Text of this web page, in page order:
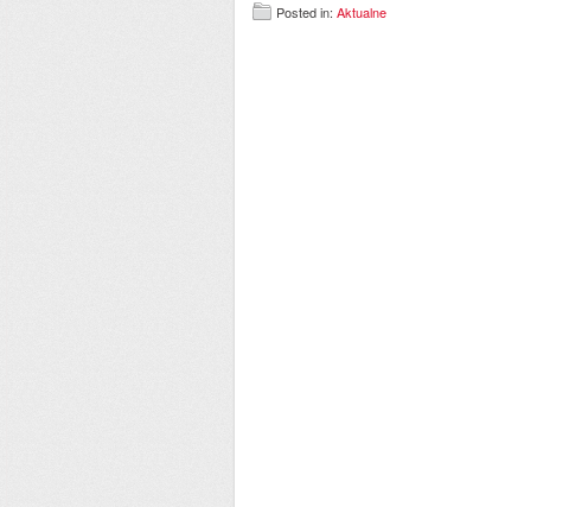
Posted in: Aktualne